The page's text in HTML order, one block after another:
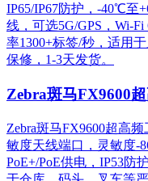
IP65/IP67防护，-40℃至
线，可选5G/GPS，Wi-
率1300+标签/秒，适用
保修，1-3天发货。
Zebra斑马FX9600
Zebra斑马FX9600超高
敏度天线端口，灵敏度-
PoE+/PoE供电，IP53防